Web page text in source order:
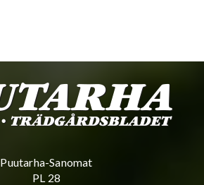
Puutarha-Sanomat
PL 28